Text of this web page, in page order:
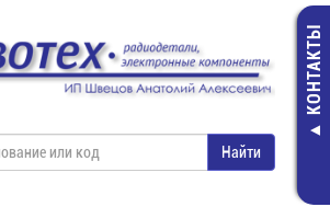
КОНТАКТЫ